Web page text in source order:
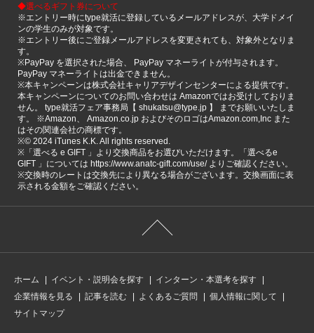
◆選べるギフト券について
※エントリー時にtype就活に登録しているメールアドレスが、大学ドメイ
ンの学生のみが対象です。
※エントリー後にご登録メールアドレスを変更されても、対象外となりま
す。
※PayPay を選択された場合、 PayPay マネーライトが付与されます。
PayPay マネーライトは出金できません。
※本キャンペーンは株式会社キャリアデザインセンターによる提供です。
本キャンペーンについてのお問い合わせは Amazonではお受けしておりま
せん。 type就活フェア事務局【 shukatsu@type.jp 】 までお願いいたしま
す。 ※Amazon、 Amazon.co.jp およびそのロゴはAmazon.com,Inc また
はその関連会社の商標です。
※©️ 2024 iTunes K.K. All rights reserved.
※「選べる e GIFT 」より交換商品をお選びいただけます。「選べるe
GIFT 」については https://www.anatc-gift.com/use/ よりご確認ください。
※交換時のレートは交換先により異なる場合がございます。交換画面に表
示される金額をご確認ください。
ホーム イベント・説明会を探す
インターン・本選考を探す
企業情報を見る
記事を読む よくあるご質問
個人情報に関して
サイトマップ